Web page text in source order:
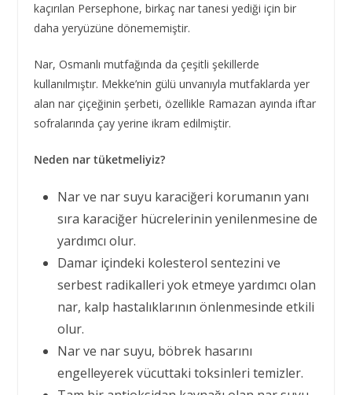
kaçırılan Persephone, birkaç nar tanesi yediği için bir
daha yeryüzüne dönememiştir.
Nar, Osmanlı mutfağında da çeşitli şekillerde
kullanılmıştır. Mekke’nin gülü unvanıyla mutfaklarda yer
alan nar çiçeğinin şerbeti, özellikle Ramazan ayında iftar
sofralarında çay yerine ikram edilmiştir.
Neden nar tüketmeliyiz?
Nar ve nar suyu karaciğeri korumanın yanı
sıra karaciğer hücrelerinin yenilenmesine de
yardımcı olur.
Damar içindeki kolesterol sentezini ve
serbest radikalleri yok etmeye yardımcı olan
nar, kalp hastalıklarının önlenmesinde etkili
olur.
Nar ve nar suyu, böbrek hasarını
engelleyerek vücuttaki toksinleri temizler.